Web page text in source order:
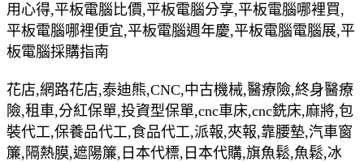
用心得,平板電腦比價,平板電腦分享,平板電腦哪裡買,
平板電腦哪裡便宜,平板電腦週年慶,平板電腦電腦展,平
板電腦採購指南
花店,網路花店,泰迪熊,CNC,中古機械,醫療險,終身醫療
險,租車,分紅保單,投資型保單,cnc車床,cnc銑床,麻將,包
裝代工,保養品代工,食品代工,派報,夾報,靠腰墊,汽車窗
簾,隔熱膜,遮陽簾,日本代標,日本代購,旗魚鬆,魚鬆,冰